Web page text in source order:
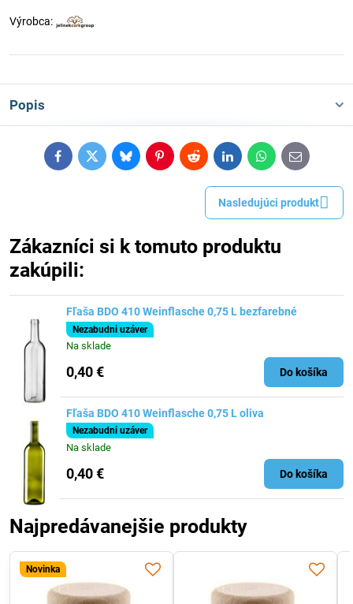
Výrobca:
Popis
FacebookTwitterBlueskyPinterestRedditLinkedInWhatsApp
E-
mail
Nasledujúci produkt
Zákazníci si k tomuto produktu
zakúpili:
Fľaša BDO 410 Weinflasche 0,75 L bezfarebné
Nezabudni uzáver
Na sklade
0,40 € Do košíka
Fľaša BDO 410 Weinflasche 0,75 L oliva
Nezabudni uzáver
Na sklade
0,40 € Do košíka
Najpredávanejšie produkty
Novinka